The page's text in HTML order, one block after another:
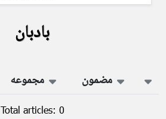
بادبان
مضمون مجموعه
Total articles: 0